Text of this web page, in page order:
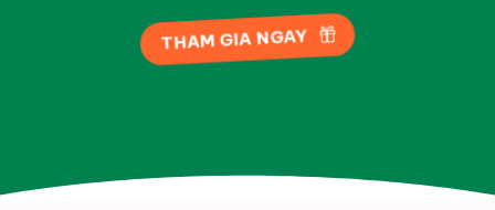
THAM GIA NGAY